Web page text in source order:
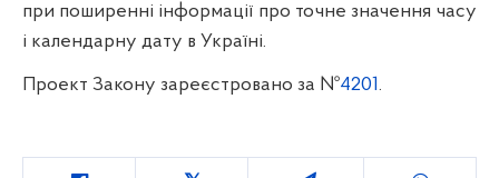
при поширенні інформації про точне значення часу
і календарну дату в Україні.
Проект Закону зареєстровано за №4201.